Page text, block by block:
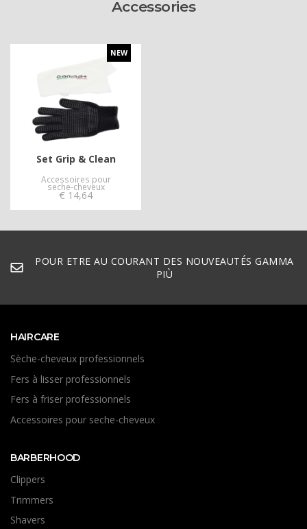
Accessories
NEW
Set Grip & Clean
Accessoires pour
seche-cheveux
€ 14,64
POUR ETRE AU COURANT DES NOUVEAUTÉS GAMMA
PIÙ
HAIRCARE
Sèche-cheveux professionnels
Fers à lisser professionnels
Fers à friser professionnels
Accessoires pour seche-cheveux
BARBERHOOD
Clippers
Trimmers
Shavers